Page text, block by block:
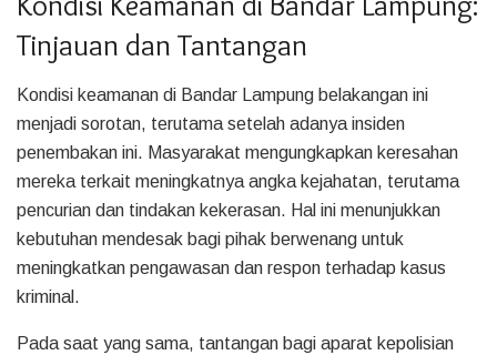
Tinjauan dan Tantangan
Kondisi keamanan di Bandar Lampung belakangan ini
menjadi sorotan, terutama setelah adanya insiden
penembakan ini. Masyarakat mengungkapkan keresahan
mereka terkait meningkatnya angka kejahatan, terutama
pencurian dan tindakan kekerasan. Hal ini menunjukkan
kebutuhan mendesak bagi pihak berwenang untuk
meningkatkan pengawasan dan respon terhadap kasus
kriminal.
Pada saat yang sama, tantangan bagi aparat kepolisian